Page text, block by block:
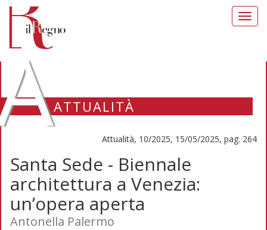
ATTUALITÀ
Attualità, 10/2025, 15/05/2025, pag. 264
Santa Sede - Biennale
architettura a Venezia:
un’opera aperta
Antonella Palermo